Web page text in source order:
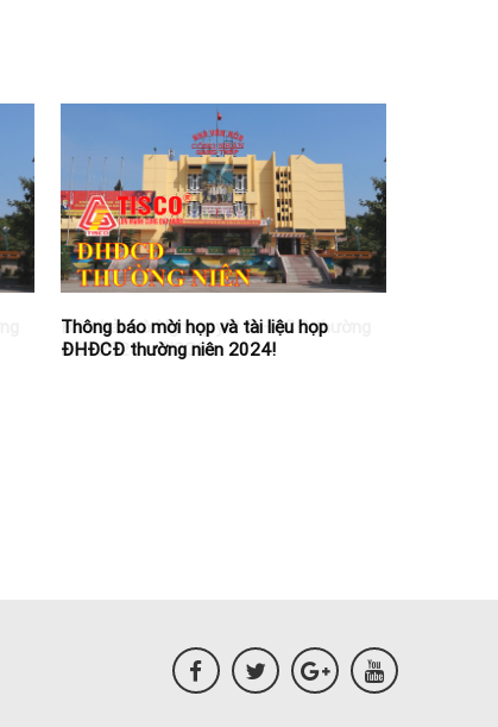
Thông báo mời họp và tài liệu họp
ĐHĐCĐ thường niên 2024!